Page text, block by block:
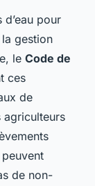
pour
gestion
le Code de
ces
de
agriculteurs
de non-